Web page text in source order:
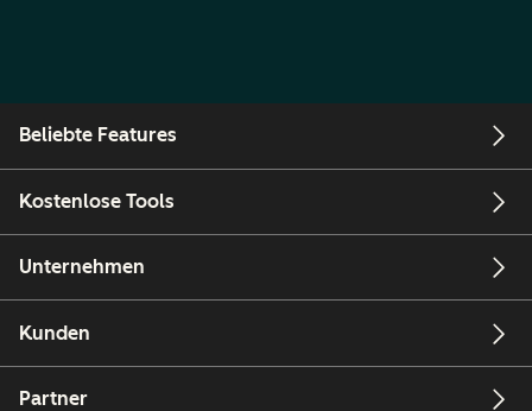
Beliebte Features
Kostenlose Tools
Unternehmen
Kunden
Partner